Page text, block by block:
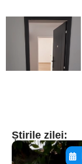
Adaugă
aici textul
pentru
subtitlu
Știrile zilei: